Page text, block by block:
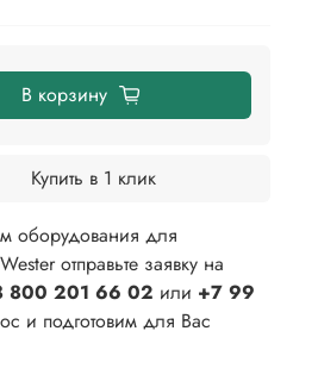
В корзину
Купить в 1 клик
оборудования для
отправьте заявку на
800 201 66 02 или +7 99
и подготовим для Вас